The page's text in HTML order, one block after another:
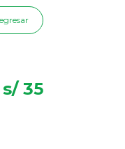
s/ 35